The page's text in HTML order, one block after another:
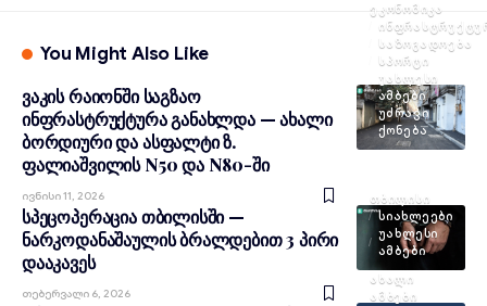
You Might Also Like
ᲔᲙᲝᲜᲝᲛᲘᲙᲐ
ᲡᲐᲖᲝᲒᲐᲓᲝᲔᲑᲐ
ᲡᲞᲝᲠᲢᲘ
ᲣᲐᲮᲚᲔᲡᲘ
ᲐᲛᲑᲔᲑᲘ
ᲣᲫᲠᲐᲕᲘ
ᲥᲝᲜᲔᲑᲐ
ვაკის რაიონში საგზაო
ინფრასტრუქტურა განახლდა — ახალი
ბორდიური და ასფალტი ზ.
ფალიაშვილის N50 და N80-ში
Ივნისი 11, 2026
ᲗᲑᲘᲚᲘᲡᲘ
ᲡᲘᲐᲮᲚᲔᲔᲑᲘ
ᲣᲐᲮᲚᲔᲡᲘ
ᲐᲛᲑᲔᲑᲘ
სპეცოპერაცია თბილისში —
ნარკოდანაშაულის ბრალდებით 3 პირი
დააკავეს
Თებერვალი 6, 2026
ᲐᲮᲐᲚᲘ
ᲐᲛᲑᲔᲑᲘ